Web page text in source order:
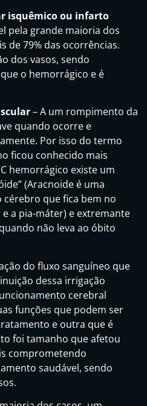
isquêmico ou infarto
pela grande maioria dos
de 79% das ocorrências.
dos vasos, sendo
o hemorrágico e é
– A um rompimento da
quando ocorre e
Por isso do termo
ficou conhecido mais
hemorrágico existe um
(Aracnoide é uma
que fica bem no
a pia-máter) e extremante
não leva ao óbito
do fluxo sanguíneo que
dessa irrigação
cerebral
funções que podem ser
e outra que é
foi tamanho que afetou
comprometendo
saudável, sendo